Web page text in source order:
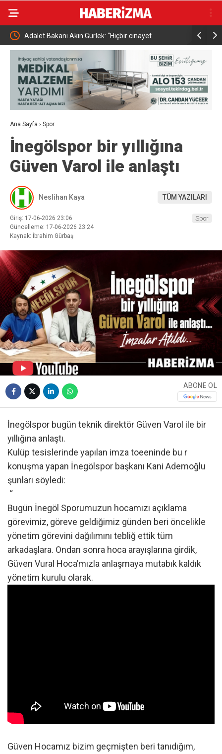
Adalet Bakanı Akın Gürlek: “Hiçbir cinayet
unutulmayacak, hiçbir delil göz ardı edilmeyecek”
Terörsüz
Aşamalı
Ana Sayfa › Spor
İnegölspor bir yıllığına
Güven Varol ile anlaştı
Neslihan Kaya TÜM YAZILARI
Giriş: 17-06-2026 23:06
Güncelleme: 17-06-2026 23:24
Kaynak: İbrahim Gürbaş
Spor
ABONE OL
İnegölspor bugün teknik direktör Güven Varol ile bir
yıllığına anlaştı.
Kulüp tesislerinde yapılan imza toeeninde bu r
konuşma yapan İnegölspor başkanı Kani Ademoğlu
şunları söyledi:
“
Bugün İnegöl Sporumuzun hocamızı açıklama
görevimiz, göreve geldiğimiz günden beri öncelikle
yönetim görevini dağılımını tebliğ ettik tüm
arkadaşlara. Ondan sonra hoca arayışlarına girdik,
Güven Vural Hoca’mızla anlaşmaya mutabık kaldık
yönetim kurulu olarak.
Güven Hocamız bizim geçmişten beri tanıdığım,